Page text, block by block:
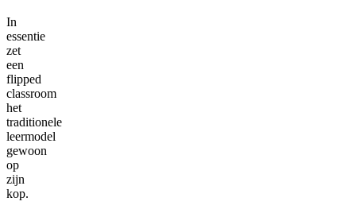
In
essentie
zet
een
flipped
classroom
het
traditionele
leermodel
gewoon
op
zijn
kop.